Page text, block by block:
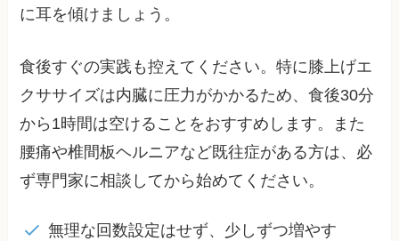
に耳を傾けましょう。
食後すぐの実践も控えてください。特に膝上げエ
クササイズは内臓に圧力がかかるため、食後30分
から1時間は空けることをおすすめします。また
腰痛や椎間板ヘルニアなど既往症がある方は、必
ず専門家に相談してから始めてください。
無理な回数設定はせず、少しずつ増やす